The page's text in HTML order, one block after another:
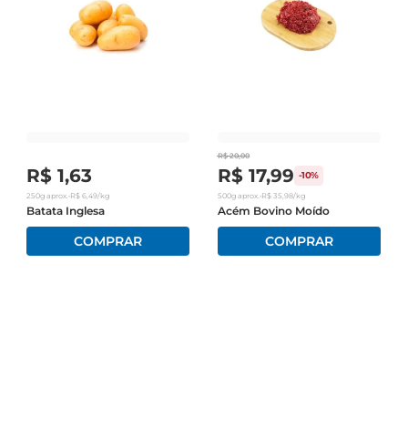
R$ 1,63
250g aprox. •R$ 6,49/kg
Batata Inglesa
R$ 20,00
R$ 17,99 -10%
500gaprox. •R$ 35,98/kg
Acém Bovino Moído